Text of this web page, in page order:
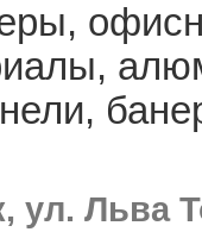
ул. Льва